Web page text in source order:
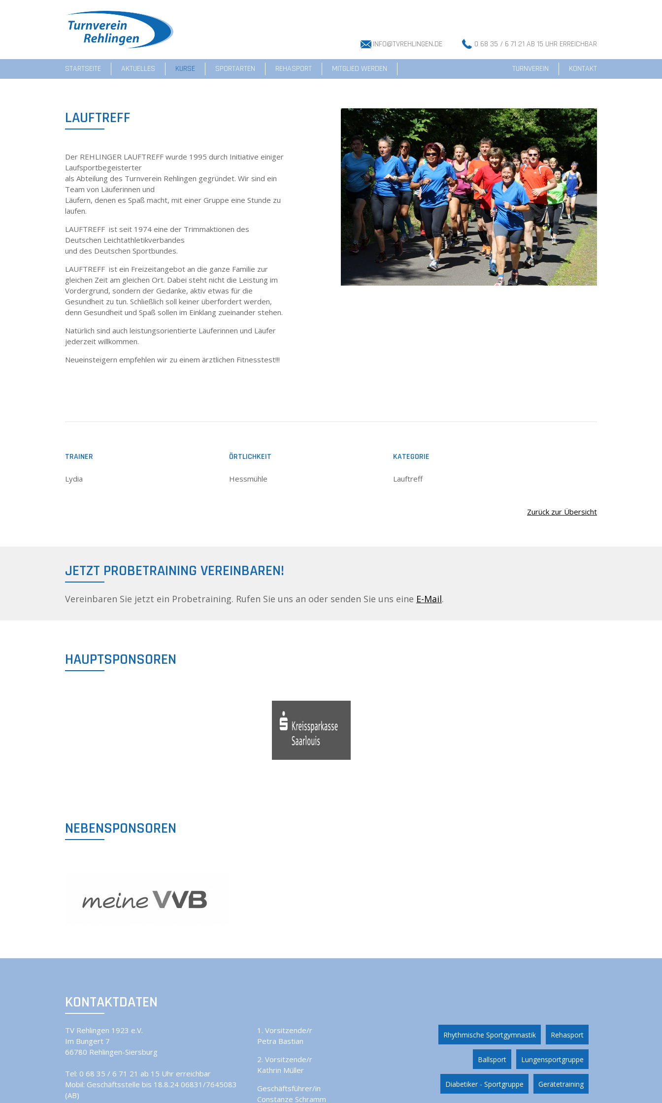
INFO@TVREHLINGEN.DE 0 68 35 / 6 71 21 AB 15 UHR ERREICHBAR
STARTSEITE AKTUELLES KURSE SPORTARTEN REHASPORT MITGLIED WERDEN TURNVEREIN KONTAKT
LAUFTREFF
Der REHLINGER LAUFTREFF wurde 1995 durch Initiative einiger
Laufsportbegeisterter
als Abteilung des Turnverein Rehlingen gegründet. Wir sind ein
Team von Läuferinnen und
Läufern, denen es Spaß macht, mit einer Gruppe eine Stunde zu
laufen.
LAUFTREFF ist seit 1974 eine der Trimmaktionen des
Deutschen Leichtathletikverbandes
und des Deutschen Sportbundes.
LAUFTREFF ist ein Freizeitangebot an die ganze Familie zur
gleichen Zeit am gleichen Ort. Dabei steht nicht die Leistung im
Vordergrund, sondern der Gedanke, aktiv etwas für die
Gesundheit zu tun. Schließlich soll keiner überfordert werden,
denn Gesundheit und Spaß sollen im Einklang zueinander stehen.
Natürlich sind auch leistungsorientierte Läuferinnen und Läufer
jederzeit willkommen.
Neueinsteigern empfehlen wir zu einem ärztlichen Fitnesstest!!!
TRAINER
Lydia
ÖRTLICHKEIT
Hessmühle
KATEGORIE
Lauftreff
Zurück zur Übersicht
JETZT PROBETRAINING VEREINBAREN!
Vereinbaren Sie jetzt ein Probetraining. Rufen Sie uns an oder senden Sie uns eine E-Mail.
HAUPTSPONSOREN
NEBENSPONSOREN
KONTAKTDATEN
TV Rehlingen 1923 e.V.
Im Bungert 7
66780 Rehlingen-Siersburg
Tel: 0 68 35 / 6 71 21 ab 15 Uhr erreichbar
Mobil: Geschäftsstelle bis 18.8.24 06831/7645083
(AB)
1. Vorsitzende/r
Petra Bastian
2. Vorsitzende/r
Kathrin Müller
Geschäftsführer/in
Constanze Schramm
Rehasport
Rhythmische Sportgymnastik
Lungensportgruppe
Ballsport
Gerätetraining
Diabetiker - Sportgruppe